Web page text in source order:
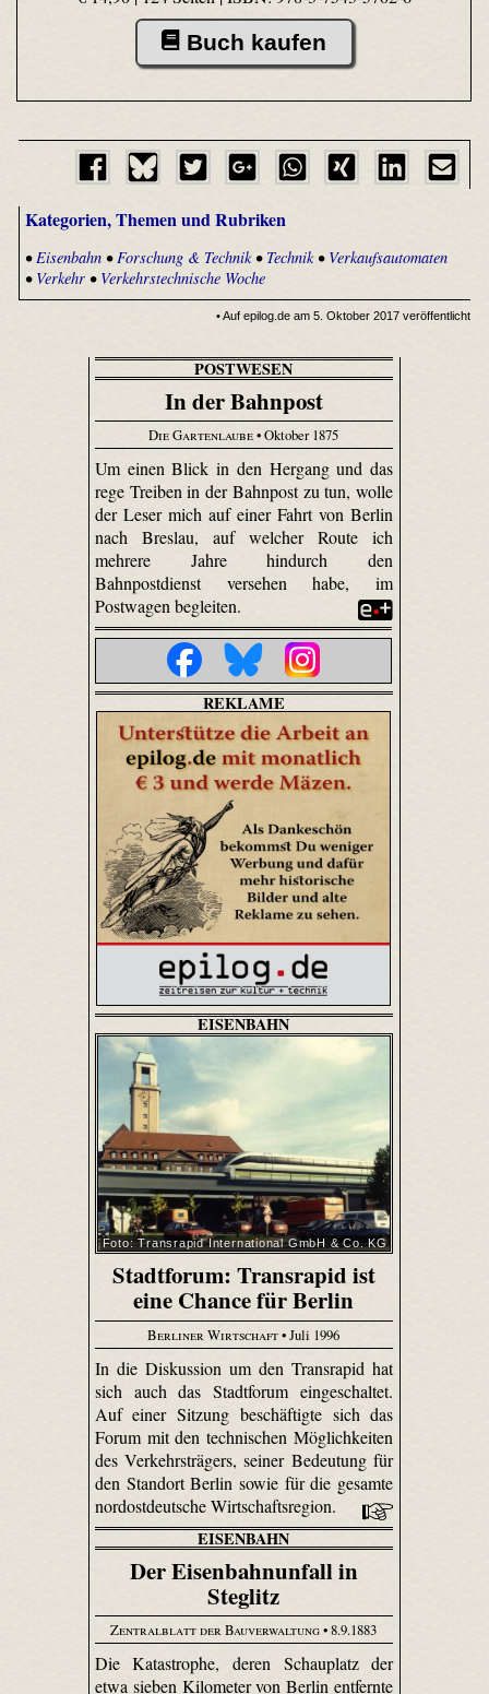
Buch kaufen
Kategorien, Themen und Rubriken
•Eisenbahn•Forschung & Technik• Technik• Verkaufsautomaten
• Verkehr• Verkehrstechnische Woche
• Auf epilog.de am 5. Oktober 2017 veröffentlicht
POSTWESEN
In der Bahnpost
Die Gartenlaube• Oktober 1875
Um einen Blick in den Hergang und das
rege Treiben in der Bahnpost zu tun, wolle
der Leser mich auf einer Fahrt von Berlin
nach Breslau, auf welcher Route ich
mehrere Jahre hindurch den
Bahnpostdienst versehen habe, im
Postwagen begleiten.
REKLAME
EISENBAHN
Foto: Transrapid International GmbH & Co. KG
Stadtforum: Transrapid ist
eine Chance für Berlin
Berliner Wirtschaft• Juli 1996
In die Diskussion um den Transrapid hat
sich auch das Stadtforum eingeschaltet.
Auf einer Sitzung beschäftigte sich das
Forum mit den technischen Möglichkeiten
des Verkehrsträgers, seiner Bedeutung für
den Standort Berlin sowie für die gesamte
nordostdeutsche Wirtschaftsregion.
EISENBAHN
Der Eisenbahnunfall in
Steglitz
Zentralblatt der Bauverwaltung• 8.9.1883
Die Katastrophe, deren Schauplatz der
etwa sieben Kilometer von Berlin entfernte